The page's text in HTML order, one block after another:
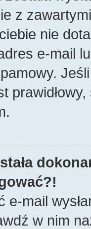
z
nie
e-mail
e-mail
w nim